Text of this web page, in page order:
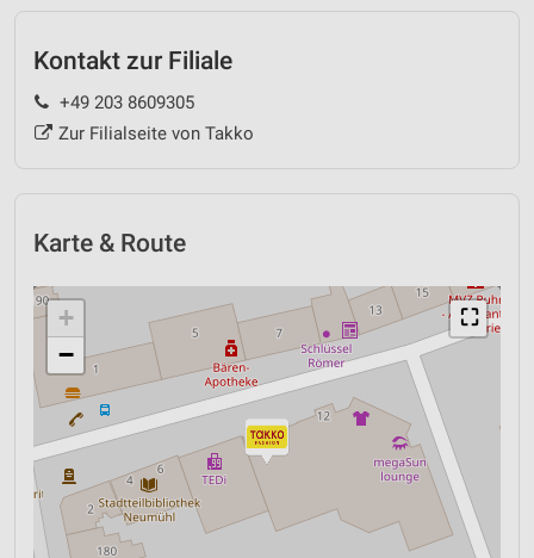
Kontakt zur Filiale
+49 203 8609305
Zur Filialseite von Takko
Karte & Route
⛶
+
−